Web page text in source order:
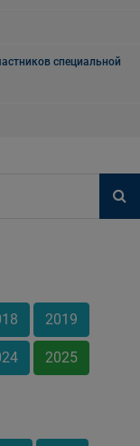
специальной
2019
2025